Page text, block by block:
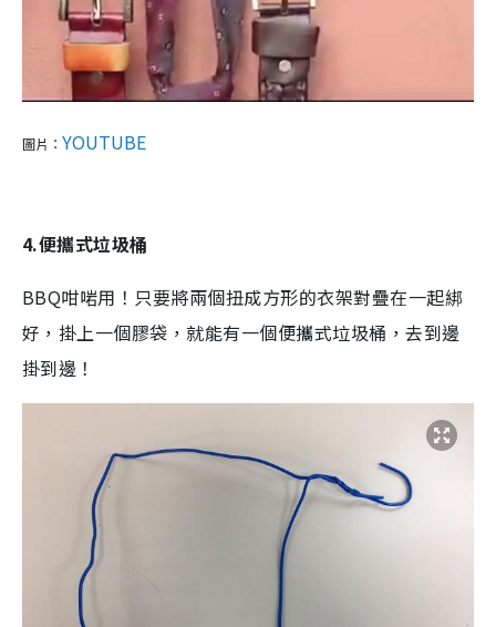
圖片： YOUTUBE
4.便攜式垃圾桶
BBQ咁啱用！只要將兩個扭成方形的衣架對疊在一起綁
好，掛上一個膠袋，就能有一個便攜式垃圾桶，去到邊
掛到邊！